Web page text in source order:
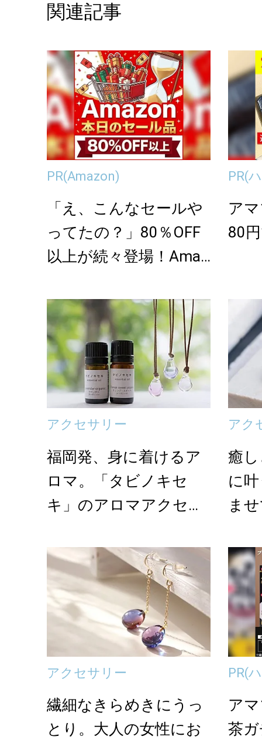
関連記事
PR(Amazon)
「え、こんなセールや
ってたの？」80％OFF
以上が続々登場！Amaz
PR(
ア
80
アクセサリー
福岡発、身に着けるア
ロマ。「タビノキセ
キ」のアロマアクセサ
アク
癒
に
ま
アクセサリー
繊細なきらめきにうっ
とり。大人の女性にお
PR(
ア
茶